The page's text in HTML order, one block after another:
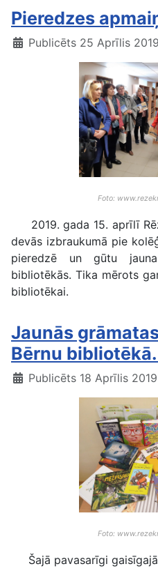
Pieredzes
Publicēts 25 Aprīlis 2019
Foto:
2019. gada 15. aprīlī
devās izbraukumā pie
pieredzē un gūtu
bibliotēkās. Tika mērots
bibliotēkai.
Jaunās
Bērnu
Publicēts 18 Aprīlis 2019
Foto:
Šajā pavasarīgi